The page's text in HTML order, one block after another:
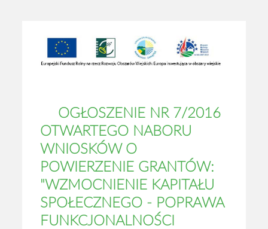
OGŁOSZENIE NR 7/2016
OTWARTEGO NABORU
WNIOSKÓW O
POWIERZENIE GRANTÓW:
"WZMOCNIENIE KAPITAŁU
SPOŁECZNEGO - POPRAWA
FUNKCJONALNOŚCI